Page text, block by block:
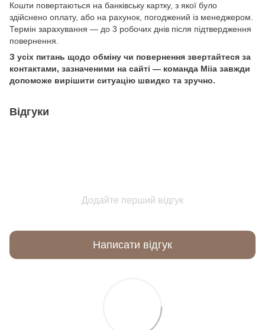
Кошти повертаються на банківську картку, з якої було
здійснено оплату, або на рахунок, погоджений із менеджером.
Термін зарахування — до 3 робочих днів після підтвердження
повернення.
З усіх питань щодо обміну чи повернення звертайтеся за
контактами, зазначеними на сайті — команда Miia завжди
допоможе вирішити ситуацію швидко та зручно.
Відгуки
Додайте перший відгук
Написати відгук